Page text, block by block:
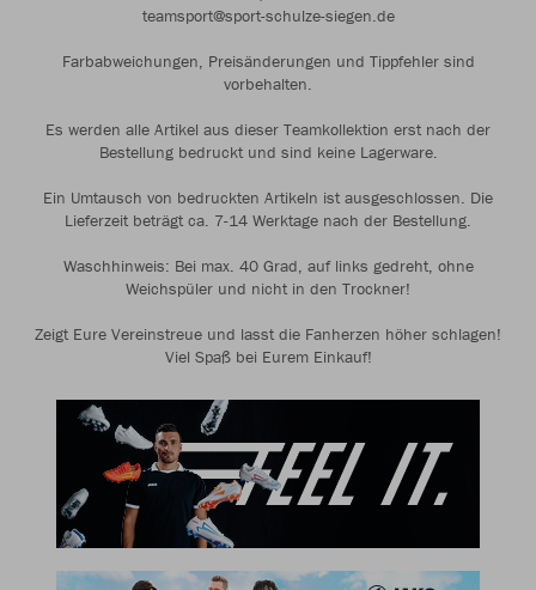
teamsport@sport-schulze-siegen.de
Farbabweichungen, Preisänderungen und Tippfehler sind
vorbehalten.
Es werden alle Artikel aus dieser Teamkollektion erst nach der
Bestellung bedruckt und sind keine Lagerware.
Ein Umtausch von bedruckten Artikeln ist ausgeschlossen. Die
Lieferzeit beträgt ca. 7-14 Werktage nach der Bestellung.
Waschhinweis: Bei max. 40 Grad, auf links gedreht, ohne
Weichspüler und nicht in den Trockner!
Zeigt Eure Vereinstreue und lasst die Fanherzen höher schlagen!
Viel Spaß bei Eurem Einkauf!